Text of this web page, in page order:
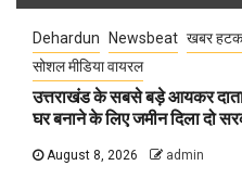
Dehardun Newsbeat खबर
सोशल मीडिया वायरल
उत्तराखंड के सबसे बड़े आयकर
घर बनाने के लिए जमीन दिला दो
August 8, 2026 admin